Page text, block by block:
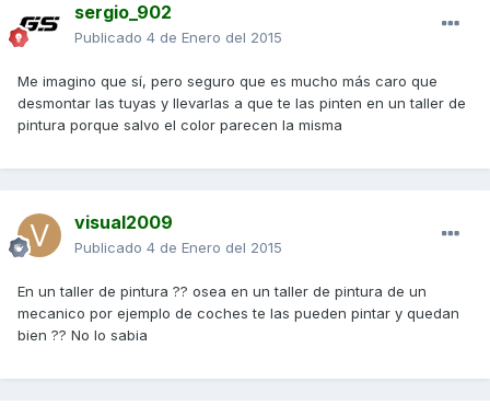
sergio_902
Publicado 4 de Enero del 2015
Me imagino que sí, pero seguro que es mucho más caro que
desmontar las tuyas y llevarlas a que te las pinten en un taller de
pintura porque salvo el color parecen la misma
visual2009
Publicado 4 de Enero del 2015
En un taller de pintura ?? osea en un taller de pintura de un
mecanico por ejemplo de coches te las pueden pintar y quedan
bien ?? No lo sabia